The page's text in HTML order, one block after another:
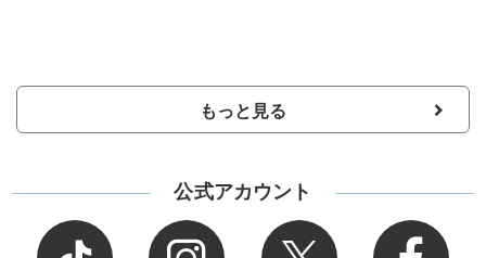
もっと見る
公式アカウント